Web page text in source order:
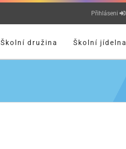
Přihláseni
Školní družina Školní jídelna